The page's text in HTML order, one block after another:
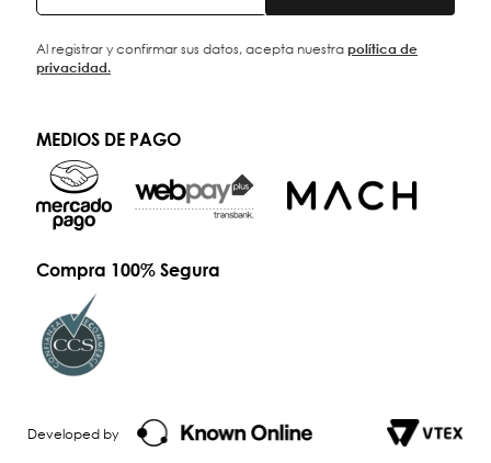
Al registrar y confirmar sus datos, acepta nuestrapolítica de
privacidad.
MEDIOS DE PAGO
Compra 100% Segura
Developed by